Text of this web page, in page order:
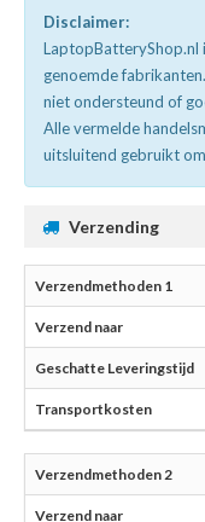
Disclaimer:
LaptopBatteryShop.nl
genoemde
niet ondersteund of
Alle vermelde
uitsluitend gebruikt
Verzending